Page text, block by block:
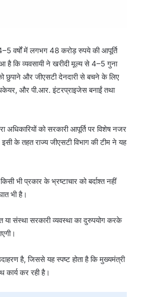
वर्षों में लगभग 48 करोड़ रुपये की आपूर्ति
है कि व्यवसायी ने खरीदी मूल्य से 4–5 गुना
छुपाने और जीएसटी देनदारी से बचने के लिए
और पी.आर. इंटरप्राइजेस बनाईं तथा
अधिकारियों को सरकारी आपूर्ति पर विशेष नजर
के तहत राज्य जीएसटी विभाग की टीम ने यह
भी प्रकार के भ्रष्टाचार को बर्दाश्त नहीं
भी है।
या संस्था सरकारी व्यवस्था का दुरुपयोग करके
है, जिससे यह स्पष्ट होता है कि मुख्यमंत्री
कार्य कर रही है।